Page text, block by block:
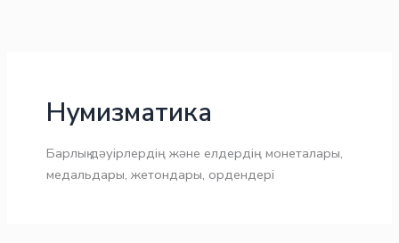
Нумизматика
Барлық дәуірлердің және елдердің монеталары,
медальдары, жетондары, ордендері